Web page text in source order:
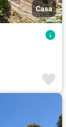
Casa